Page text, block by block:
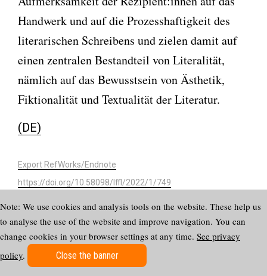
Handwerk und auf die Prozesshaftigkeit des
literarischen Schreibens und zielen damit auf
einen zentralen Bestandteil von Literalität,
nämlich auf das Bewusstsein von Ästhetik,
Fiktionalität und Textualität der Literatur.
(DE)
Export RefWorks/Endnote
https://doi.org/10.58098/lffl/2022/1/749
Privacy statement
Subscribe to newsletter
2624-
Note: We use cookies and analysis tools on the website. These help us
to analyse the use of the website and improve navigation. You can
change cookies in your browser settings at any time. See privacy
policy. Close the banner